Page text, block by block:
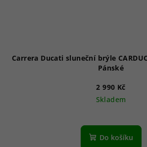
Carrera Ducati sluneční brýle CARDUC
Pánské
2 990 Kč
Skladem
Do košíku